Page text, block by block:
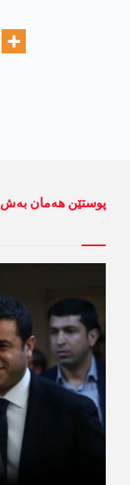
پوستێن ھەمان بەش